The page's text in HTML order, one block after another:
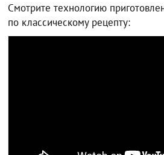
Смотрите технологию
по классическому рецепту: